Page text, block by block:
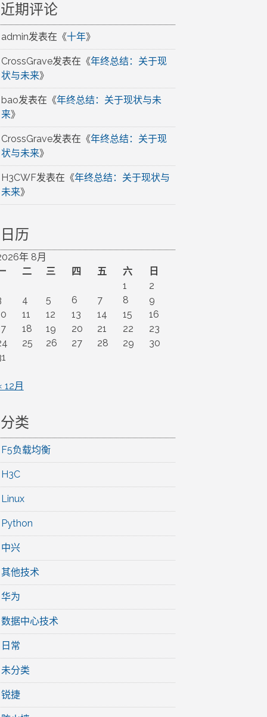
近期评论
admin发表在《十年》
CrossGrave发表在《年终总结：关于现
状与未来》
bao发表在《年终总结：关于现状与未
来》
CrossGrave发表在《年终总结：关于现
状与未来》
H3CWF发表在《年终总结：关于现状与
未来》
日历
年 8月
二 三 四 五 六
日
1
2
4 5 6 7 8
9
11 12 13 14 15
16
18 19 20 21 22
23
25 26 27 28 29
30
12月
分类
F5负载均衡
H3C
Linux
Python
中兴
其他技术
华为
数据中心技术
日常
未分类
锐捷